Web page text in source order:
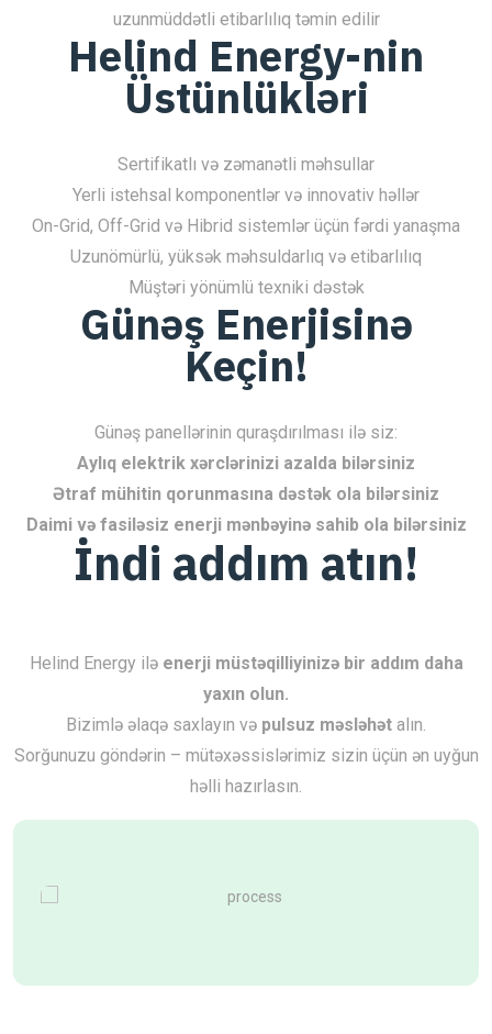
uzunmüddətli etibarlılıq təmin edilir
Helind Energy-nin
Üstünlükləri
Sertifikatlı və zəmanətli məhsullar
Yerli istehsal komponentlər və innovativ həllər
On-Grid, Off-Grid və Hibrid sistemlər üçün fərdi yanaşma
Uzunömürlü, yüksək məhsuldarlıq və etibarlılıq
Müştəri yönümlü texniki dəstək
Günəş Enerjisinə
Keçin!
Günəş panellərinin quraşdırılması ilə siz:
Aylıq elektrik xərclərinizi azalda bilərsiniz
Ətraf mühitin qorunmasına dəstək ola bilərsiniz
Daimi və fasiləsiz enerji mənbəyinə sahib ola bilərsiniz
İndi addım atın!
Helind Energy ilə enerji müstəqilliyinizə bir addım daha
yaxın olun.
Bizimlə əlaqə saxlayın və pulsuz məsləhət alın.
Sorğunuzu göndərin – mütəxəssislərimiz sizin üçün ən uyğun
həlli hazırlasın.